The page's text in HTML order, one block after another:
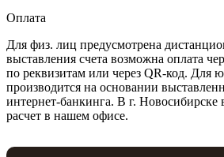
Оплата
Для физ. лиц предусмотрена
выставления счета возможна оплата
по реквизитам или через QR-код. Для
производится на основании
интернет-банкинга. В г.
расчет в нашем офисе.